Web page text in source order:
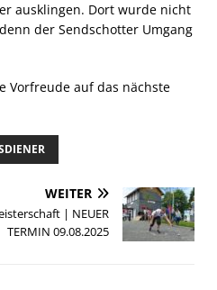
ausklingen. Dort wurde nicht
der Sendschotter Umgang
Vorfreude auf das nächste
WEITER
| NEUER
TERMIN 09.08.2025